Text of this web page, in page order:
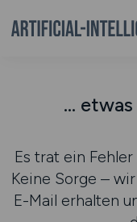
...
Es trat ein
Keine Sorge –
E-Mail erhalten